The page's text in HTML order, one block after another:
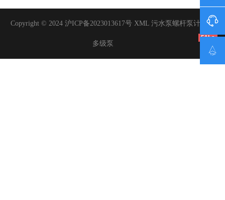
Copyright © 2024 沪ICP备2023013617号 XML 污水泵螺杆泵计量泵
多级泵
51La

